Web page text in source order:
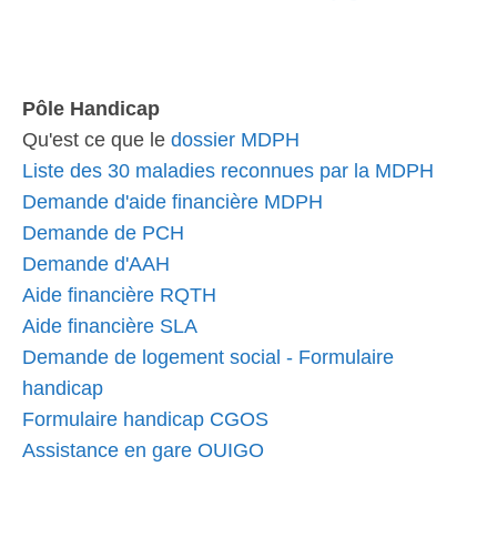
Pôle Handicap
Qu'est ce que le dossier MDPH
Liste des 30 maladies reconnues par la MDPH
Demande d'aide financière MDPH
Demande de PCH
Demande d'AAH
Aide financière RQTH
Aide financière SLA
Demande de logement social - Formulaire
handicap
Formulaire handicap CGOS
Assistance en gare OUIGO